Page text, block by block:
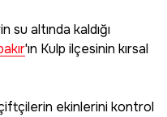
su altında kaldığı
'ın Kulp ilçesinin kırsal
ekinlerini kontrol